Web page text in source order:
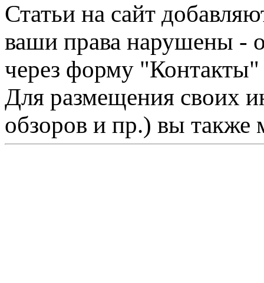
Статьи на сайт
ваши права нарушены -
через форму "Контакты"
Для размещения своих
обзоров и пр.) вы также